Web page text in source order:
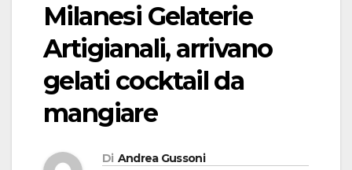
Milanesi Gelaterie
Artigianali, arrivano
gelati cocktail da
mangiare
Di Andrea Gussoni